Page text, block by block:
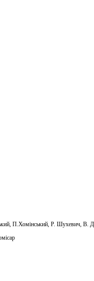
П.Хомінський, Р. Шухевич, В.